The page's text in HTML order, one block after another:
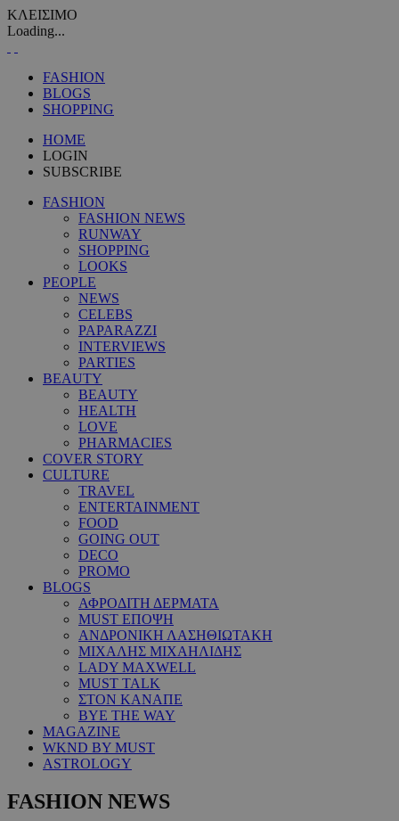
ΚΛΕΙΣΙΜΟ
Loading...
FASHION
BLOGS
SHOPPING
HOME
LOGIN
SUBSCRIBE
FASHION
FASHION NEWS
RUNWAY
SHOPPING
LOOKS
PEOPLE
NEWS
CELEBS
PAPARAZZI
INTERVIEWS
PARTIES
BEAUTY
BEAUTY
HEALTH
LOVE
PHARMACIES
COVER STORY
CULTURE
TRAVEL
ENTERTAINMENT
FOOD
GOING OUT
DECO
PROMO
BLOGS
ΑΦΡΟΔΙΤΗ ΔΕΡΜΑΤΑ
MUST ΕΠΟΨΗ
ΑΝΔΡΟΝΙΚΗ ΛΑΣΗΘΙΩΤΑΚΗ
ΜΙΧΑΛΗΣ ΜΙΧΑΗΛΙΔΗΣ
LADY MAXWELL
MUST TALK
ΣΤΟΝ ΚΑΝΑΠΕ
BYE THE WAY
MAGAZINE
WKND BY MUST
ASTROLOGY
FASHION NEWS